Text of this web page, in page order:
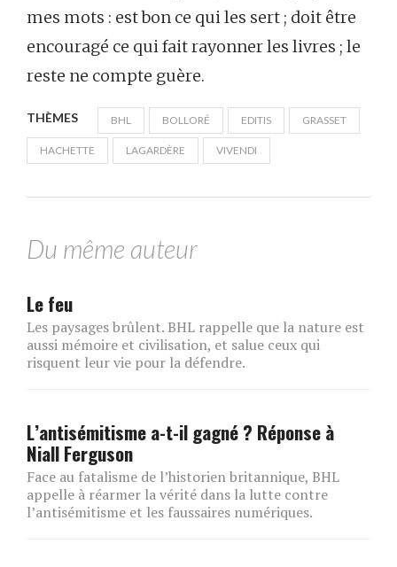
mes mots : est bon ce qui les sert ; doit être
encouragé ce qui fait rayonner les livres ; le
reste ne compte guère.
THÈMES BHL BOLLORÉ EDITIS GRASSET
HACHETTE LAGARDÈRE VIVENDI
Du même auteur
Le feu
Les paysages brûlent. BHL rappelle que la nature est
aussi mémoire et civilisation, et salue ceux qui
risquent leur vie pour la défendre.
L’antisémitisme a-t-il gagné ? Réponse à
Niall Ferguson
Face au fatalisme de l’historien britannique, BHL
appelle à réarmer la vérité dans la lutte contre
l’antisémitisme et les faussaires numériques.